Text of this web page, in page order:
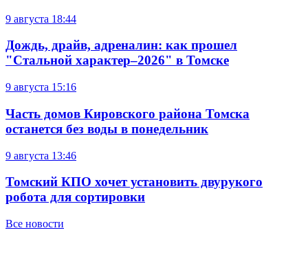
9 августа 18:44
Дождь, драйв, адреналин: как прошел
"Стальной характер–2026" в Томске
9 августа 15:16
Часть домов Кировского района Томска
останется без воды в понедельник
9 августа 13:46
Томский КПО хочет установить двурукого
робота для сортировки
Все новости